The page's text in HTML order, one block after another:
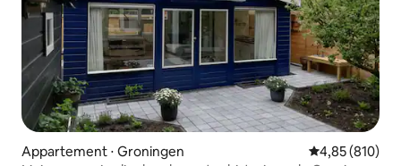
Appartement ⋅ Groningen Évaluation
4,85 (810)